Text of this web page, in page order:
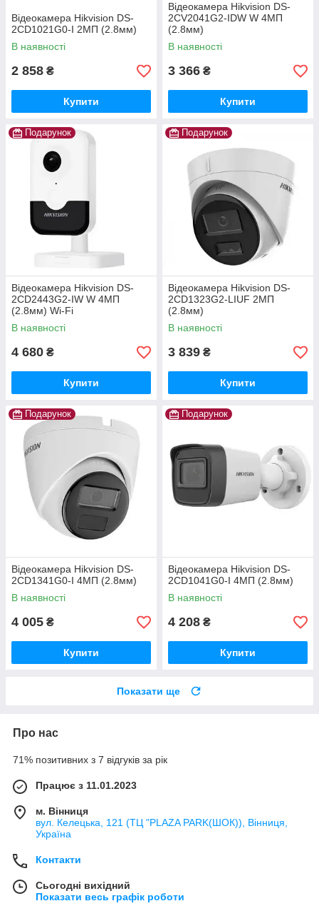
Відеокамера Hikvision DS-
2CD1021G0-I 2МП (2.8мм)
В наявності
2 858 ₴
Купити
Відеокамера Hikvision DS-
2CV2041G2-IDW W 4МП
(2.8мм)
В наявності
3 366 ₴
Купити
Подарунок
Відеокамера Hikvision DS-
2CD2443G2-IW W 4МП
(2.8мм) Wi-Fi
В наявності
4 680 ₴
Купити
Подарунок
Відеокамера Hikvision DS-
2CD1323G2-LIUF 2МП
(2.8мм)
В наявності
3 839 ₴
Купити
Подарунок
Відеокамера Hikvision DS-
2CD1341G0-I 4МП (2.8мм)
В наявності
4 005 ₴
Купити
Подарунок
Відеокамера Hikvision DS-
2CD1041G0-I 4МП (2.8мм)
В наявності
4 208 ₴
Купити
Показати ще
Про нас
71% позитивних з 7 відгуків за рік
Працює з 11.01.2023
м. Вінниця
вул. Келецька, 121 (ТЦ "PLAZA PARK(ШОК)), Вінниця,
Україна
Контакти
Сьогодні вихідний
Показати весь графік роботи